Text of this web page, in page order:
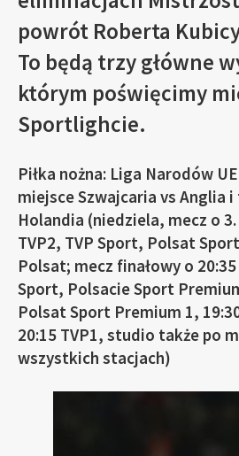
powrót Roberta
To będą trzy główne
którym poświęcimy
Sportlighcie.
Piłka nożna: Liga Narodów
miejsce Szwajcaria vs Anglia
Holandia (niedziela, mecz o
TVP2, TVP Sport, Polsat
Polsat; mecz finałowy o
Sport, Polsacie Sport
Polsat Sport Premium 1,
20:15 TVP1, studio także po
wszystkich stacjach)